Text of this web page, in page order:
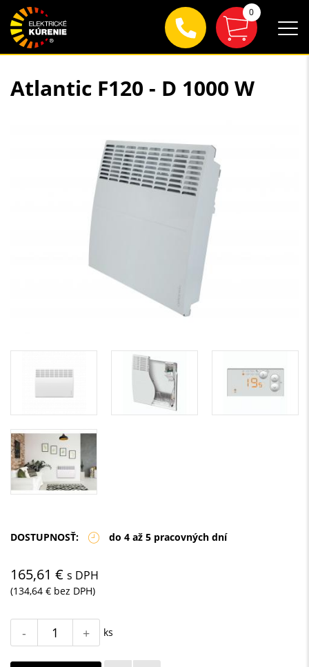
Atlantic F120 - D 1000 W
DOSTUPNOSŤ: do 4 až 5 pracovných dní
165,61 € s DPH
(134,64 € bez DPH)
- + ks
0